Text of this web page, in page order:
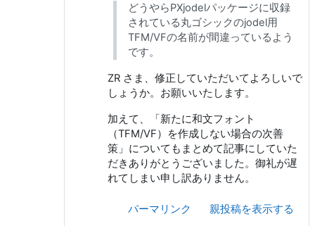
どうやらPXjodelパッケージに収録
されている丸ゴシックのjodel用
TFM/VFの名前が間違っているよう
です。
ZR さま、修正していただいてよろしいで
しょうか。お願いいたします。
加えて、「新たに和文フォント
（TFM/VF）を作成しない場合の次善
策」についてもまとめて記事にしていた
だきありがとうございました。御礼が遅
れてしまい申し訳ありません。
パーマリンク
親投稿を表示する